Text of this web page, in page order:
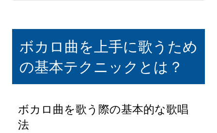
ボカロ曲を上手に歌うため
の基本テクニックとは？
ボカロ曲を歌う際の基本的な歌唱
法